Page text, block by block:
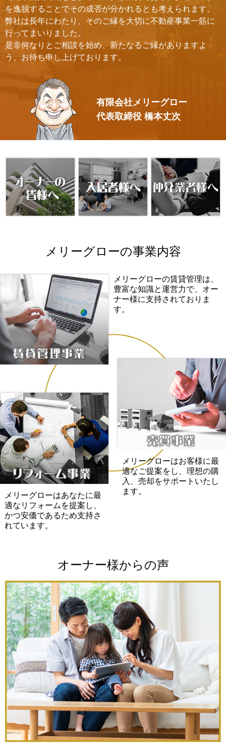
を逸脱することでその成否が分かれるとも考えられます。
弊社は長年にわたり、そのご縁を大切に不動産事業一筋に
行ってまいりました。
是非何なりとご相談を始め、新たなるご縁がありますよ
う、お待ち申し上げております。
有限会社メリーグロー
代表取締役 橋本丈次
メリーグローの事業内容
メリーグローの賃貸管理は、
豊富な知識と運営力で、オー
ナー様に支持されておりま
す。
メリーグローはあなたに最
適なリフォームを提案し、
かつ安価であるため支持さ
れています。
メリーグローはお客様に最
適なご提案をし、理想の購
入、売却をサポートいたし
ます。
オーナー様からの声